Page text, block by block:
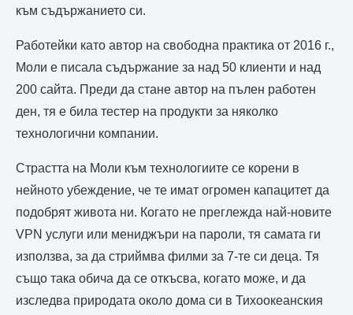
към съдържанието си.
Работейки като автор на свободна практика от 2016 г.,
Моли е писала съдържание за над 50 клиенти и над
200 сайта. Преди да стане автор на пълен работен
ден, тя е била тестер на продукти за няколко
технологични компании.
Страстта на Моли към технологиите се корени в
нейното убеждение, че те имат огромен капацитет да
подобрят живота ни. Когато не преглежда най-новите
VPN услуги или мениджъри на пароли, тя самата ги
използва, за да стриймва филми за 7-те си деца. Тя
също така обича да се откъсва, когато може, и да
изследва природата около дома си в Тихоокеанския